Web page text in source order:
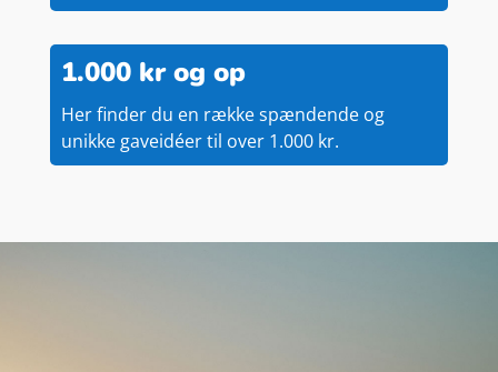
1.000 kr og op
Her finder du en række spændende og
unikke gaveidéer til over 1.000 kr.